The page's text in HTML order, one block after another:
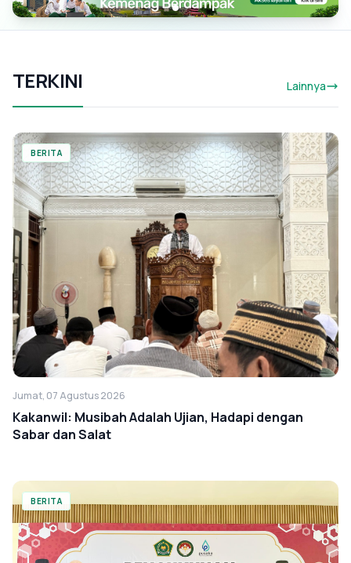
TERKINI Lainnya
BERITA
Jumat, 07 Agustus 2026
Kakanwil: Musibah Adalah Ujian, Hadapi dengan
Sabar dan Salat
BERITA